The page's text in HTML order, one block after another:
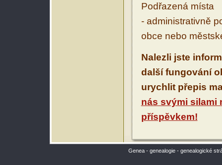
Podřazená místa
- administrativně
obce nebo
Nalezli jste
další fungování
urychlit přepis
nás svými silami
příspěvkem!
Genea - genealogie - genealogické